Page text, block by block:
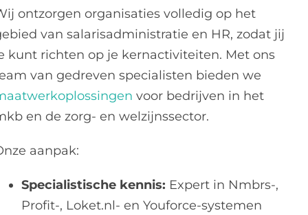
ontzorgen organisaties volledig op het
van salarisadministratie en HR, zodat jij
kunt richten op je kernactiviteiten. Met ons
van gedreven specialisten bieden we
voor bedrijven in het
en de zorg- en welzijnssector.
aanpak:
Specialistische kennis: Expert in Nmbrs-,
Profit-, Loket.nl- en Youforce-systemen